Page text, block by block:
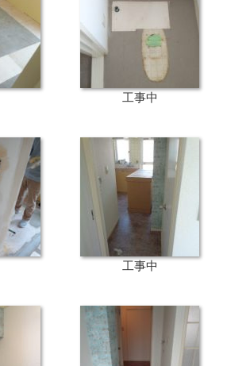
工事中
工事中